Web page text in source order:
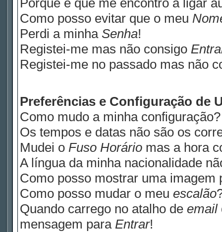
Porque é que me encontro a ligar
Como posso evitar que o meu
Perdi a minha Senha!
Registei-me mas não consigo
Registei-me no passado mas não
Preferências e Configuração de
Como mudo a minha configuração?
Os tempos e datas não são os
Mudei o Fuso Horário mas a hora
A língua da minha nacionalidade
Como posso mostrar uma
Como posso mudar o meu escalão
Quando carrego no atalho de email
mensagem para Entrar!